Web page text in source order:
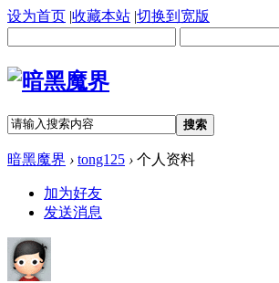
设为首页 |收藏本站 |切换到宽版
搜索
暗黑魔界 › tong125 › 个人资料
加为好友
发送消息